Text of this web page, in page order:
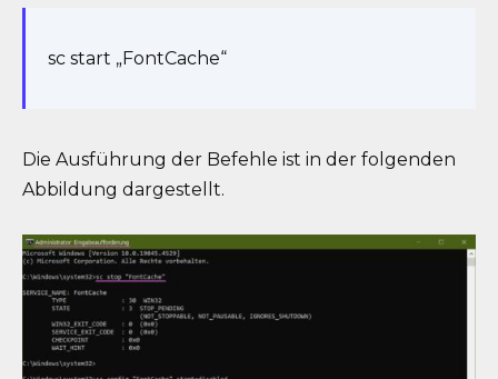
sc start „FontCache“
Die Ausführung der Befehle ist in der folgenden
Abbildung dargestellt.